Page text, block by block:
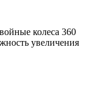
колеса 360
увеличения